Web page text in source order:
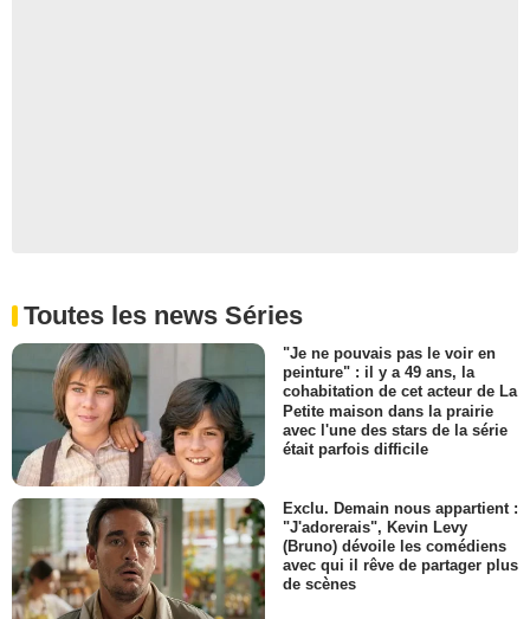
Toutes les news Séries
"Je ne pouvais pas le voir en
peinture" : il y a 49 ans, la
cohabitation de cet acteur de La
Petite maison dans la prairie
avec l'une des stars de la série
était parfois difficile
Exclu. Demain nous appartient :
"J'adorerais", Kevin Levy
(Bruno) dévoile les comédiens
avec qui il rêve de partager plus
de scènes